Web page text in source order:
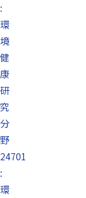
:
環
境
健
康
研
究
分
野
24701
:
環